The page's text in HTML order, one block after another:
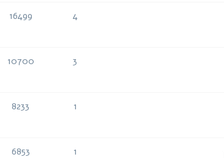
4
16499
3
10700
1
8233
1
6853